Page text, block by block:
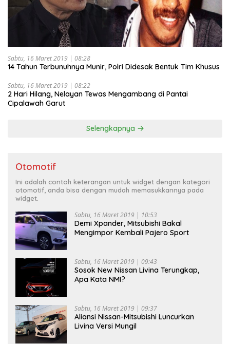
Sabtu, 16 Maret 2019 | 08:28
14 Tahun Terbunuhnya Munir, Polri Didesak Bentuk Tim Khusus
Sabtu, 16 Maret 2019 | 08:22
2 Hari Hilang, Nelayan Tewas Mengambang di Pantai
Cipalawah Garut
Selengkapnya
Otomotif
Ini adalah contoh keterangan untuk widget dengan kategori
otomotif, anda bisa dengan mudah memasukkannya pada
widget.
Sabtu, 16 Maret 2019 | 10:53
Demi Xpander, Mitsubishi Bakal
Mengimpor Kembali Pajero Sport
Sabtu, 16 Maret 2019 | 09:43
Sosok New Nissan Livina Terungkap,
Apa Kata NMI?
Sabtu, 16 Maret 2019 | 09:37
Aliansi Nissan-Mitsubishi Luncurkan
Livina Versi Mungil